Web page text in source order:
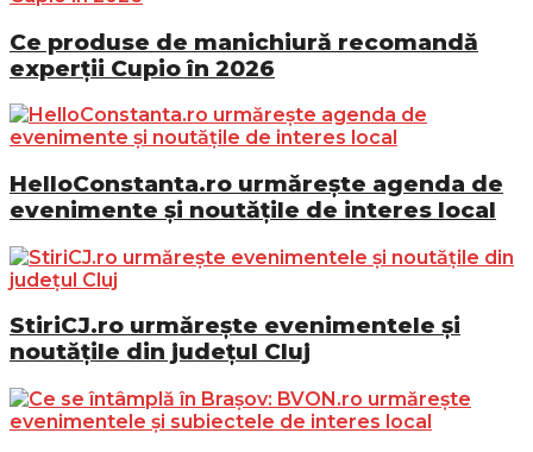
Ce produse de manichiură recomandă
experții Cupio în 2026
HelloConstanta.ro urmărește agenda de
evenimente și noutățile de interes local
StiriCJ.ro urmărește evenimentele și
noutățile din județul Cluj